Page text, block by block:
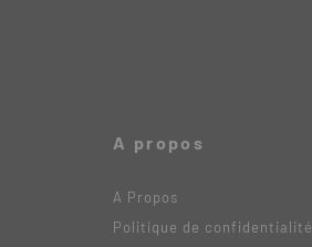
A propos
A Propos
Politique de confidentialité